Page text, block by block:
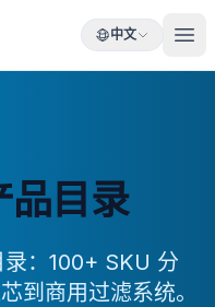
中文
品目录
：100+ SKU 分
到商用过滤系统。